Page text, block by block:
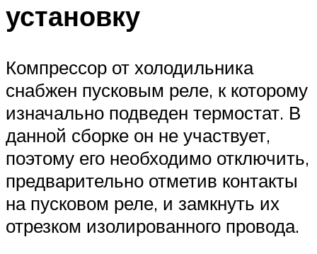
установку
Компрессор от холодильника
снабжен пусковым реле, к которому
изначально подведен термостат. В
данной сборке он не участвует,
поэтому его необходимо отключить,
предварительно отметив контакты
на пусковом реле, и замкнуть их
отрезком изолированного провода.